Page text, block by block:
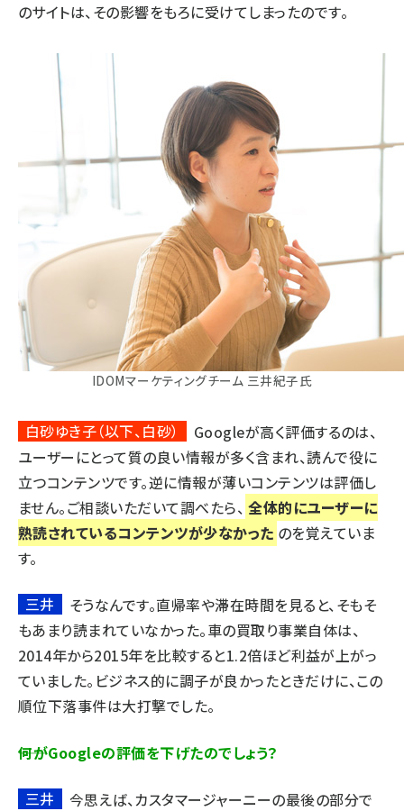
のサイトは、その影響をもろに受けてしまったのです。
IDOMマーケティングチーム 三井紀子氏
白砂ゆき子（以下、白砂）
Googleが高く評価するのは、
ユーザーにとって質の良い情報が多く含まれ、読んで役に
立つコンテンツです。逆に情報が薄いコンテンツは評価し
ません。ご相談いただいて調べたら、 全体的にユーザーに
熟読されているコンテンツが少なかった のを覚えていま
す。
三井
そうなんです。直帰率や滞在時間を見ると、そもそ
もあまり読まれていなかった。車の買取り事業自体は、
2014年から2015年を比較すると1.2倍ほど利益が上がっ
ていました。ビジネス的に調子が良かったときだけに、この
順位下落事件は大打撃でした。
――何がGoogleの評価を下げたのでしょう？
三井
今思えば、カスタマージャーニーの最後の部分で